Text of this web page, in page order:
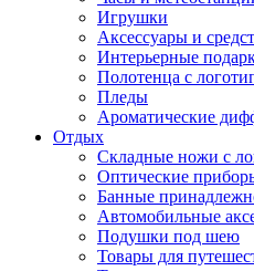
Игрушки
Аксессуары и
Интерьерные
Полотенца с
Пледы
Ароматические
Отдых
Складные ножи с
Оптические
Банные
Автомобильные
Подушки под шею
Товары для